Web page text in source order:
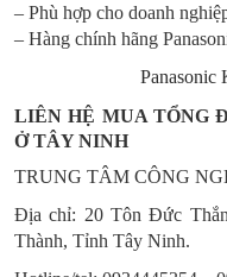
– Phù hợp cho doanh
– Hàng chính hãng
Panasonic
LIÊN HỆ MUA TỔNG
Ở TÂY NINH
TRUNG TÂM CÔNG
Địa chỉ: 20 Tôn Đức
Thành, Tỉnh Tây Ninh.